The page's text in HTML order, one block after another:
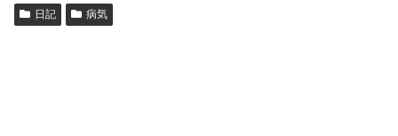
日記 病気